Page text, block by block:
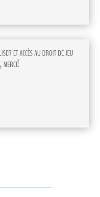
et accès au droit de jeu
merci!